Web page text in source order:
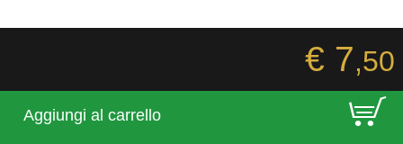
€ 7,50
Aggiungi al carrello E